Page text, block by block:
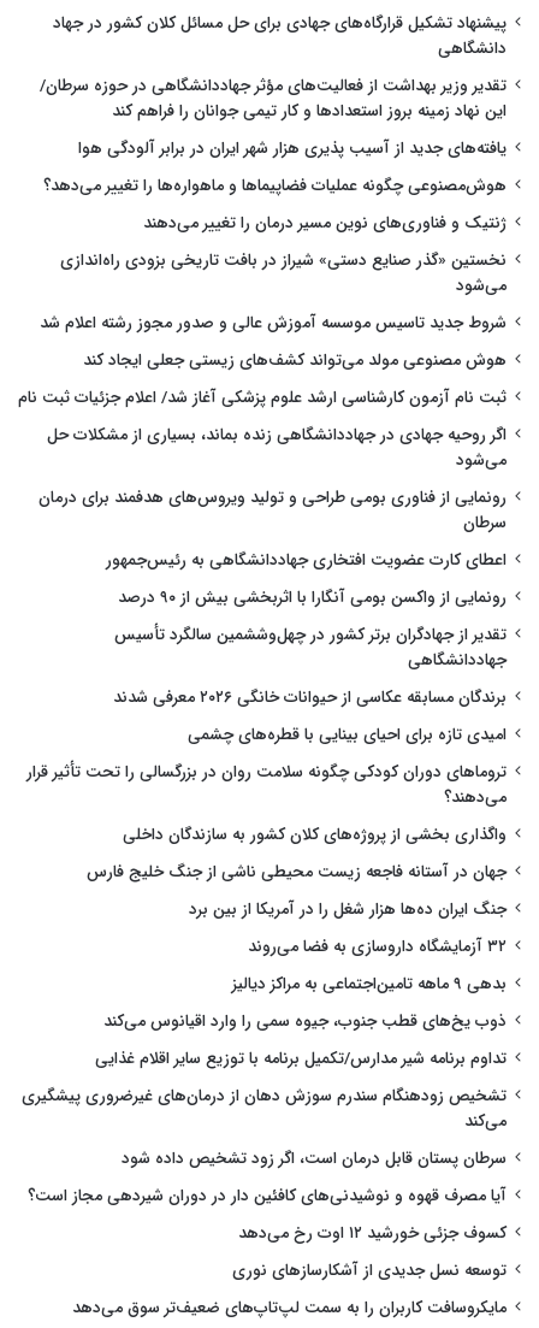
پیشنهاد تشکیل قرارگاه‌های جهادی برای حل مسائل کلان کشور در جهاد
دانشگاهی
تقدیر وزیر بهداشت از فعالیت‌های مؤثر جهاددانشگاهی در حوزه سرطان/
این نهاد زمینه بروز استعدادها و کار تیمی جوانان را فراهم کند
یافته‌های جدید از آسیب پذیری هزار شهر ایران در برابر آلودگی هوا
هوش‌مصنوعی چگونه عملیات فضاپیماها و ماهواره‌ها را تغییر می‌دهد؟
ژنتیک و فناوری‌های نوین مسیر درمان را تغییر می‌دهند
نخستین «گذر صنایع دستی» شیراز در بافت تاریخی بزودی راه‌اندازی
می‌شود
شروط جدید تاسیس موسسه آموزش عالی و صدور مجوز رشته اعلام شد
هوش مصنوعی مولد می‌تواند کشف‌های زیستی جعلی ایجاد کند
ثبت نام آزمون کارشناسی ارشد علوم پزشکی آغاز شد/ اعلام جزئیات ثبت نام
اگر روحیه جهادی در جهاددانشگاهی زنده بماند، بسیاری از مشکلات حل
می‌شود
رونمایی از فناوری بومی طراحی و تولید ویروس‌های هدفمند برای درمان
سرطان
اعطای کارت عضویت افتخاری جهاددانشگاهی به رئیس‌جمهور
رونمایی از واکسن بومی آنگارا با اثربخشی بیش از ۹۰ درصد
تقدیر از جهادگران برتر کشور در چهل‌وششمین سالگرد تأسیس
جهاددانشگاهی
برندگان مسابقه عکاسی از حیوانات خانگی ۲۰۲۶ معرفی شدند
امیدی تازه برای احیای بینایی با قطره‌های چشمی
تروماهای دوران کودکی چگونه سلامت روان در بزرگسالی را تحت تأثیر قرار
می‌دهند؟
واگذاری بخشی از پروژه‌های کلان کشور به سازندگان داخلی
جهان در آستانه فاجعه زیست محیطی ناشی از جنگ خلیج فارس
جنگ ایران ده‌ها هزار شغل را در آمریکا از بین برد
۳۲ آزمایشگاه داروسازی به فضا می‌روند
بدهی ۹ ماهه تامین‌اجتماعی به مراکز دیالیز
ذوب یخ‌های قطب جنوب، جیوه سمی را وارد اقیانوس می‌کند
تداوم برنامه شیر مدارس/تکمیل برنامه با توزیع سایر اقلام غذایی
تشخیص زودهنگام سندرم سوزش دهان از درمان‌های غیرضروری پیشگیری
می‌کند
سرطان پستان قابل درمان است، اگر زود تشخیص داده شود
آیا مصرف قهوه و نوشیدنی‌های کافئین دار در دوران شیردهی مجاز است؟
کسوف جزئی خورشید ۱۲ اوت رخ می‌دهد
توسعه نسل جدیدی از آشکارسازهای نوری
مایکروسافت کاربران را به سمت لپ‌تاپ‌های ضعیف‌تر سوق می‌دهد